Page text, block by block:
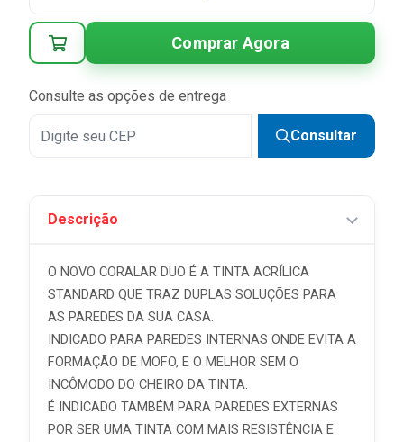
Comprar Agora
Consulte as opções de entrega
Consultar
Descrição
O NOVO CORALAR DUO É A TINTA ACRÍLICA
STANDARD QUE TRAZ DUPLAS SOLUÇÕES PARA
AS PAREDES DA SUA CASA.
INDICADO PARA PAREDES INTERNAS ONDE EVITA A
FORMAÇÃO DE MOFO, E O MELHOR SEM O
INCÔMODO DO CHEIRO DA TINTA.
É INDICADO TAMBÉM PARA PAREDES EXTERNAS
POR SER UMA TINTA COM MAIS RESISTÊNCIA E